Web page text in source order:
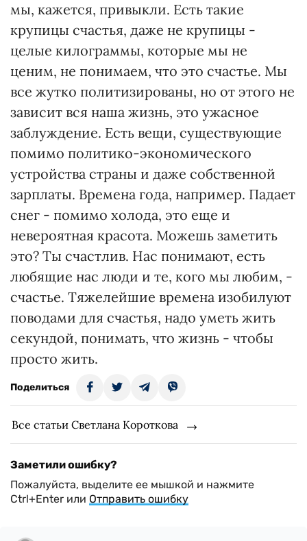
мы, кажется, привыкли. Есть такие
крупицы счастья, даже не крупицы -
целые килограммы, которые мы не
ценим, не понимаем, что это счастье. Мы
все жутко политизированы, но от этого не
зависит вся наша жизнь, это ужасное
заблуждение. Есть вещи, существующие
помимо политико-экономического
устройства страны и даже собственной
зарплаты. Времена года, например. Падает
снег - помимо холода, это еще и
невероятная красота. Можешь заметить
это? Ты счастлив. Нас понимают, есть
любящие нас люди и те, кого мы любим, -
счастье. Тяжелейшие времена изобилуют
поводами для счастья, надо уметь жить
секундой, понимать, что жизнь - чтобы
просто жить.
Поделиться
Все статьи Светлана Короткова
Заметили ошибку?
Пожалуйста, выделите ее мышкой и нажмите
Ctrl+Enter или Отправить ошибку